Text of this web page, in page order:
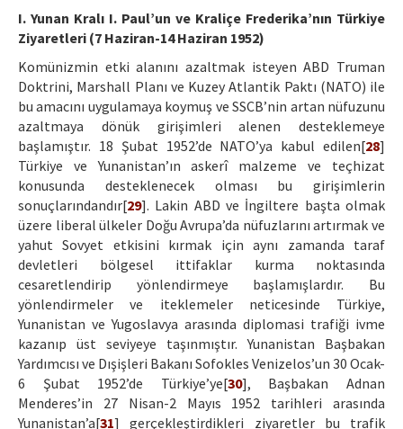
I. Yunan Kralı I. Paul’un ve Kraliçe Frederika’nın Türkiye
Ziyaretleri (7 Haziran-14 Haziran 1952)
Komünizmin etki alanını azaltmak isteyen ABD Truman
Doktrini, Marshall Planı ve Kuzey Atlantik Paktı (NATO) ile
bu amacını uygulamaya koymuş ve SSCB’nin artan nüfuzunu
azaltmaya dönük girişimleri alenen desteklemeye
başlamıştır. 18 Şubat 1952’de NATO’ya kabul edilen[28]
Türkiye ve Yunanistan’ın askerî malzeme ve teçhizat
konusunda desteklenecek olması bu girişimlerin
sonuçlarındandır[29]. Lakin ABD ve İngiltere başta olmak
üzere liberal ülkeler Doğu Avrupa’da nüfuzlarını artırmak ve
yahut Sovyet etkisini kırmak için aynı zamanda taraf
devletleri bölgesel ittifaklar kurma noktasında
cesaretlendirip yönlendirmeye başlamışlardır. Bu
yönlendirmeler ve iteklemeler neticesinde Türkiye,
Yunanistan ve Yugoslavya arasında diplomasi trafiği ivme
kazanıp üst seviyeye taşınmıştır. Yunanistan Başbakan
Yardımcısı ve Dışişleri Bakanı Sofokles Venizelos’un 30 Ocak-
6 Şubat 1952’de Türkiye’ye[30], Başbakan Adnan
Menderes’in 27 Nisan-2 Mayıs 1952 tarihleri arasında
Yunanistan’a[31] gerçekleştirdikleri ziyaretler bu trafik